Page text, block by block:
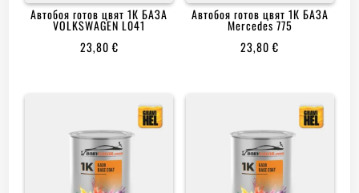
Автобоя готов цвят 1К БАЗА
VOLKSWAGEN L041
23,80€
Автобоя готов цвят 1К БАЗА
Mercedes 775
23,80€